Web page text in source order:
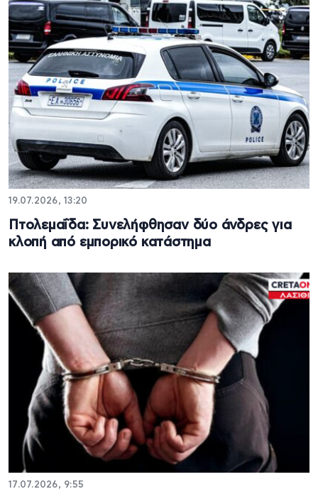
19.07.2026, 13:20
Πτολεμαΐδα: Συνελήφθησαν δύο άνδρες για
κλοπή από εμπορικό κατάστημα
17.07.2026, 9:55